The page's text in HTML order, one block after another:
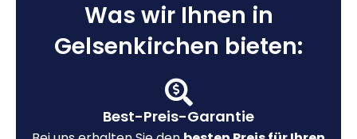
Was wir Ihnen in
Gelsenkirchen bieten:
Best-Preis-Garantie